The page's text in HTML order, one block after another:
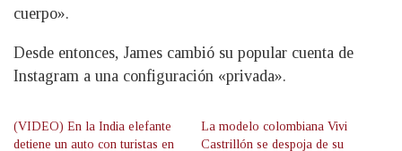
cuerpo».
Desde entonces, James cambió su popular cuenta de
Instagram a una configuración «privada».
(VIDEO) En la India elefante
detiene un auto con turistas en
La modelo colombiana Vivi
Castrillón se despoja de su